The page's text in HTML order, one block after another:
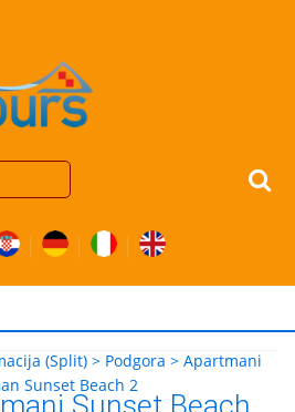
(Split) > Podgora > Apartmani
Sunset Beach 2